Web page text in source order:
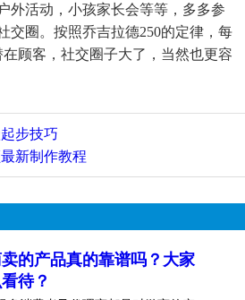
外活动，小孩家长会等等，多多参
交圈。按照乔吉拉德250的定律，每
顾客，社交圈子大了，当然也更容
步技巧
新制作教程
的产品真的靠谱吗？大家
待？